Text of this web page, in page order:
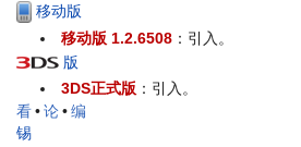
移动版
移动版 1.2.6508 ：引入。
版
3DS正式版 ：引入。
看•论•编
锡